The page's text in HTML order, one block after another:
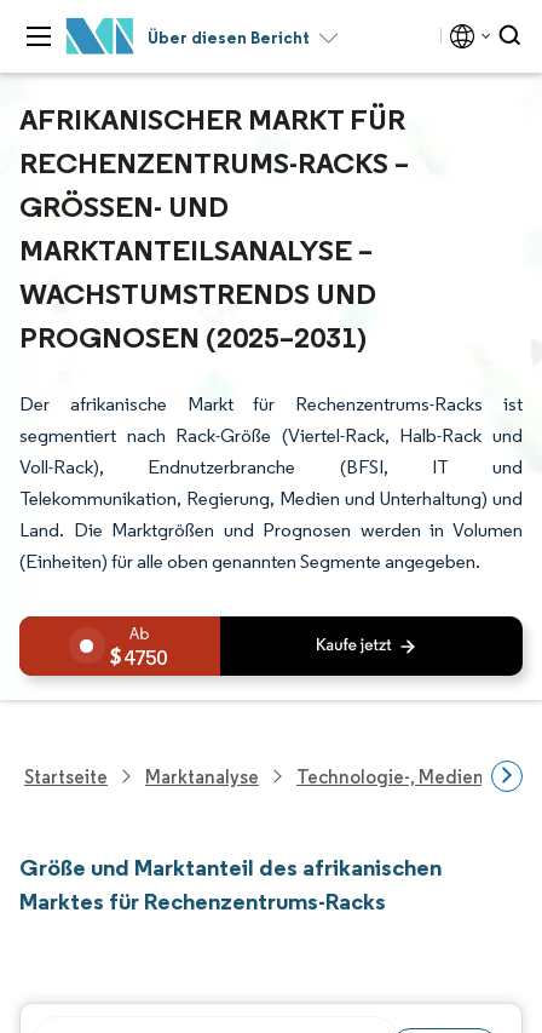
Über diesen Bericht
AFRIKANISCHER MARKT FÜR
RECHENZENTRUMS-RACKS –
GRÖSSEN- UND M
ARKTANTEILSANALYSE – W
ACHSTUMSTRENDS UND P
ROGNOSEN (2025–2031)
Der afrikanische Markt für Rechenzentrums-Racks ist
segmentiert nach Rack-Größe (Viertel-Rack, Halb-Rack und
Voll-Rack), Endnutzerbranche (BFSI, IT und
Telekommunikation, Regierung, Medien und Unterhaltung) und
Land. Die Marktgrößen und Prognosen werden in Volumen
(Einheiten) für alle oben genannten Segmente angegeben.
4750
Startseite Marktanalyse Technologie-, Medien- Und
Größe und Marktanteil des afrikanischen
Marktes für Rechenzentrums-Racks